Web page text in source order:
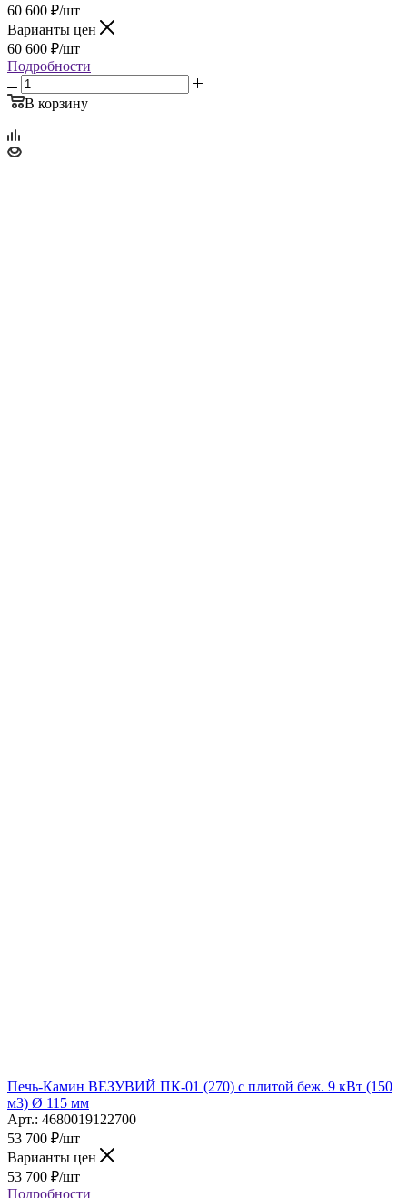
60 600 ₽/шт
Варианты цен
60 600 ₽/шт
Подробности
В корзину
Печь-Камин ВЕЗУВИЙ ПК-01 (270) с плитой беж. 9 кВт (150
м3) Ø 115 мм
Арт.: 4680019122700
53 700 ₽/шт
Варианты цен
53 700 ₽/шт
Подробности